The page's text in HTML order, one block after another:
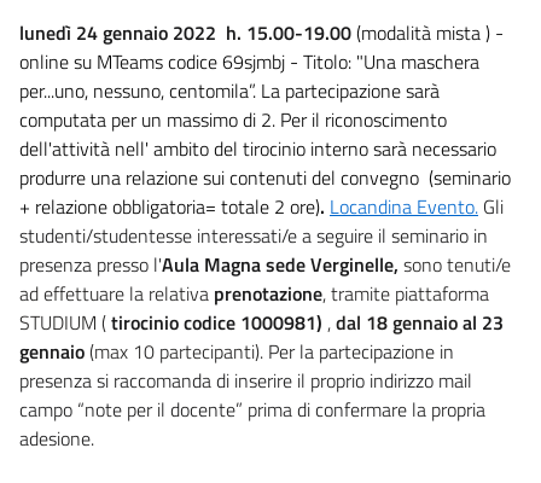
lunedì 24 gennaio 2022 h. 15.00-19.00(modalità mista ) -
online su MTeams codice 69sjmbj - Titolo: "Una maschera
per...uno, nessuno, centomila”. La partecipazione sarà
computata per un massimo di 2. Per il riconoscimento
dell'attività nell' ambito del tirocinio interno sarà necessario
produrre una relazione sui contenuti del convegno (seminario
+ relazione obbligatoria= totale 2 ore). Locandina Evento. Gli
studenti/studentesse interessati/e a seguire il seminario in
presenza presso l'Aula Magna sede Verginelle, sono tenuti/e
ad effettuare la relativa prenotazione, tramite piattaforma
STUDIUM (tirocinio codice 1000981) ,dal 18 gennaioal 23
gennaio(max 10 partecipanti). Per la partecipazione in
presenza si raccomanda di inserire il proprio indirizzo mail
campo “note per il docente” prima di confermare la propria
adesione.